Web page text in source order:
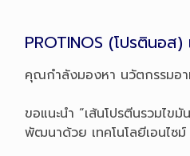
PROTINOS (โปรตินอส)
คุณกำลังมองหา นวัตกรรมอา
ขอแนะนำ “เส้นโปรตีนรวมไข
พัฒนาด้วย เทคโนโลยีเอนไซ